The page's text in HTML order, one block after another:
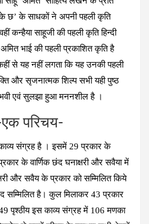
छ’ के साधकों ने अपनी पहली कृति
कन्हैया साहूजी की पहली कृति हिन्दी
भाई की पहली प्रकाशित कृति है
से यह नहीं लगता कि यह उनकी पहली
और सृजनात्मक शिल्प सभी यही पुष्ठ
एवं सुलझा हुआ मननशील है ।
परिचय-
संग्रह है । इसमें 29 प्रकार के
के वार्णिक छंद घनाक्षरी और सवैया में
और सवैय के प्रकार को सम्मिलित किये
सम्मिलित है। कुल मिलाकर 43 प्रकार
पृश्ठीय इस काव्य संग्रह में 106 मणका